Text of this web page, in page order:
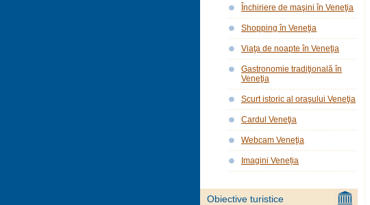
Închiriere de maşini în Veneţia
Shopping în Veneţia
Viaţa de noapte în Veneţia
Gastronomie tradiţională în
Veneţia
Scurt istoric al oraşului Veneţia
Cardul Veneţia
Webcam Veneţia
Imagini Veneția
Obiective turistice